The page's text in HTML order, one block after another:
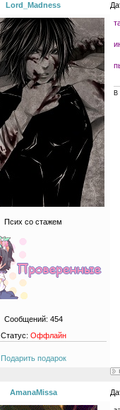
Lord_Madness
Псих со стажем
Сообщений: 454
Статус: Оффлайн
Подарить подарок
В
AmanaMissa